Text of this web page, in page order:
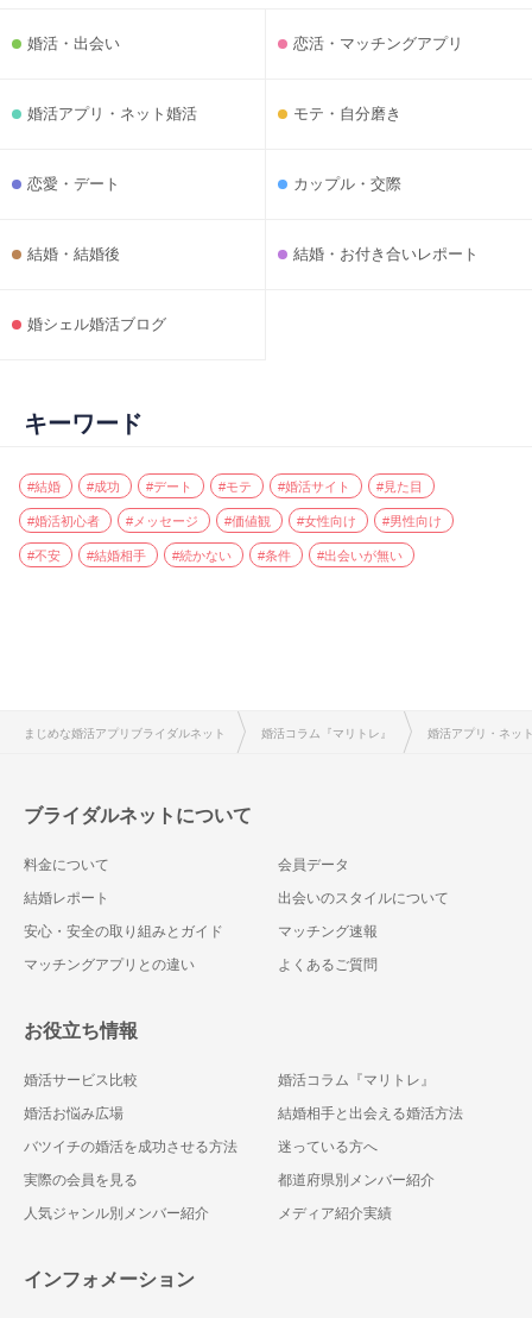
婚活・出会い 恋活・マッチングアプリ
婚活アプリ・ネット婚活 モテ・自分磨き
恋愛・デート カップル・交際
結婚・結婚後 結婚・お付き合いレポート
婚シェル婚活ブログ
キーワード
#結婚 #成功 #デート #モテ #婚活サイト #見た目
#婚活初心者 #メッセージ #価値観 #女性向け #男性向け
#不安 #結婚相手 #続かない #条件 #出会いが無い
まじめな婚活アプリブライダルネット 婚活コラム『マリトレ』 婚活アプリ・ネッ
ブライダルネットについて
料金について
会員データ
結婚レポート
出会いのスタイルについて
安心・安全の取り組みとガイド
マッチング速報
マッチングアプリとの違い
よくあるご質問
お役立ち情報
婚活サービス比較
婚活コラム『マリトレ』
婚活お悩み広場
結婚相手と出会える婚活方法
バツイチの婚活を成功させる方法
迷っている方へ
実際の会員を見る
都道府県別メンバー紹介
人気ジャンル別メンバー紹介
メディア紹介実績
インフォメーション